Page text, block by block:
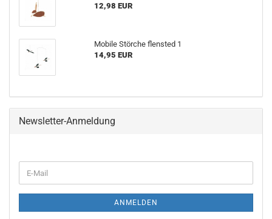
12,98 EUR
Mobile Störche flensted 1
14,95 EUR
Newsletter-Anmeldung
ZUR
E-
Mail
ANMELDEN